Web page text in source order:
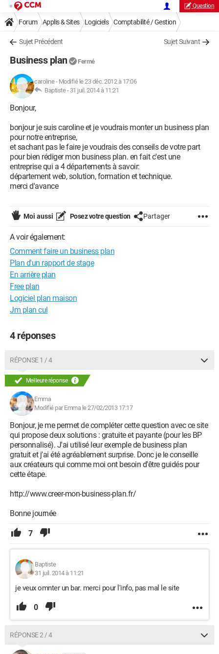
Question
Forum Applis & Sites Logiciels Comptabilité / Gestion
Sujet Précédent Sujet Suivant
Business plan Fermé
caroline- Modifié le 23 déc. 2012 à 17:06
Baptiste - 31 juil. 2014 à 11:21
Bonjour,
bonjour je suis caroline et je voudrais monter un business plan
pour notre entreprise,
et sachant pas le faire je voudrais des conseils de votre part
pour bien rédiger mon business plan. en fait c'est une
entreprise qui a 4 départements à savoir:
département web, solution, formation et technique.
merci d'avance
Moi aussi Posez votre question Partager
A voir également:
Comment faire un business plan
Plan d'un rapport de stage
En arrière plan
Free plan
Logiciel plan maison
Jm plan cul
4 réponses
RÉPONSE 1 / 4
Meilleure réponse
Emma
Modifié par Emma le 27/02/2013 17:17
Bonjour, je me permet de compléter cette question avec ce site
qui propose deux solutions : gratuite et payante (pour les BP
personnalisé). J'ai utilisé leur exemple de business plan
gratuit et j'ai été agréablement surprise. Donc je le conseille
aux créateurs qui comme moi ont besoin d'être guidés pour
cette étape.
http://www.creer-mon-business-plan.fr/
Bonne journée
7
Baptiste
31 juil. 2014 à 11:21
je veux omnter un bar. merci pour l'info, pas mal le site
0
RÉPONSE 2 / 4